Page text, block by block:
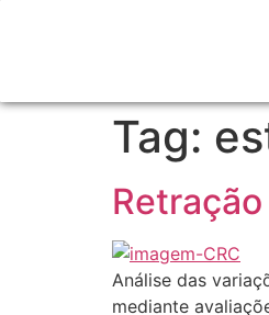
Tag:
Análise das
mediante